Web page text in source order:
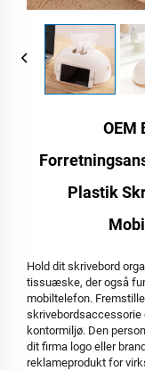
OEM
Plastik
Hold dit skrivebord
tissuæske, der også
mobiltelefon.
skrivebordsaccessorie
kontormiljø. Den
dit firma logo eller
reklameprodukt for